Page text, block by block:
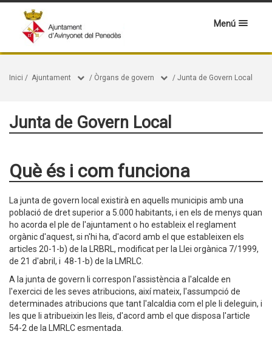
Menú
Inici / Ajuntament / Òrgans de govern / Junta de Govern Local
Junta de Govern Local
Què és i com funciona
La junta de govern local existirà en aquells municipis amb una
població de dret superior a 5.000 habitants, i en els de menys quan
ho acorda el ple de l'ajuntament o ho estableix el reglament
orgànic d'aquest, si n'hi ha, d'acord amb el que estableixen els
articles 20-1-b) de la LRBRL, modificat per la Llei orgànica 7/1999,
de 21 d'abril, i 48-1-b) de la LMRLC.
A la junta de govern li correspon l'assistència a l'alcalde en
l'exercici de les seves atribucions, així mateix, l'assumpció de
determinades atribucions que tant l'alcaldia com el ple li deleguin, i
les que li atribueixin les lleis, d'acord amb el que disposa l'article
54-2 de la LMRLC esmentada.